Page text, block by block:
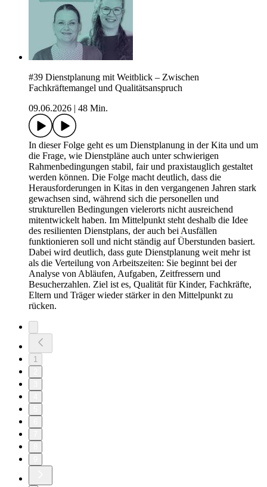
#39 Dienstplanung mit Weitblick – Zwischen
Fachkräftemangel und Qualitätsanspruch
09.06.2026
48 Min.
In dieser Folge geht es um Dienstplanung in der Kita und um
die Frage, wie Dienstpläne auch unter schwierigen
Rahmenbedingungen stabil, fair und praxistauglich gestaltet
werden können. Die Folge macht deutlich, dass die
Herausforderungen in Kitas in den vergangenen Jahren stark
gewachsen sind, während sich die personellen und
strukturellen Bedingungen vielerorts nicht ausreichend
mitentwickelt haben. Im Mittelpunkt steht deshalb die Idee
des resilienten Dienstplans, der auch bei Ausfällen
funktionieren soll und nicht ständig auf Überstunden basiert.
Dabei wird deutlich, dass gute Dienstplanung weit mehr ist
als die Verteilung von Arbeitszeiten: Sie beginnt bei der
Analyse von Abläufen, Aufgaben, Zeitfressern und
Besucherzahlen. Ziel ist es, Qualität für Kinder, Fachkräfte,
Eltern und Träger wieder stärker in den Mittelpunkt zu
rücken.
1